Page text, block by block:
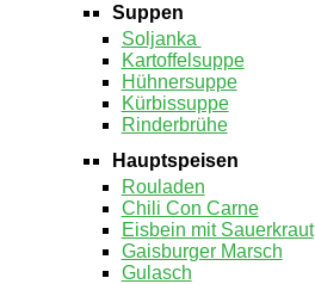
Suppen
Soljanka
Kartoffelsuppe
Hühnersuppe
Kürbissuppe
Rinderbrühe
Hauptspeisen
Rouladen
Chili Con Carne
Eisbein mit Sauerkraut
Gaisburger Marsch
Gulasch